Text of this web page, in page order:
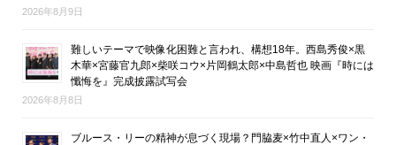
2026年8月9日
難しいテーマで映像化困難と言われ、構想18年。西島秀俊×黒
木華×宮藤官九郎×柴咲コウ×片岡鶴太郎×中島哲也 映画『時には
懺悔を』完成披露試写会
2026年8月8日
ブルース・リーの精神が息づく現場？門脇麦×竹中直人×ワン・